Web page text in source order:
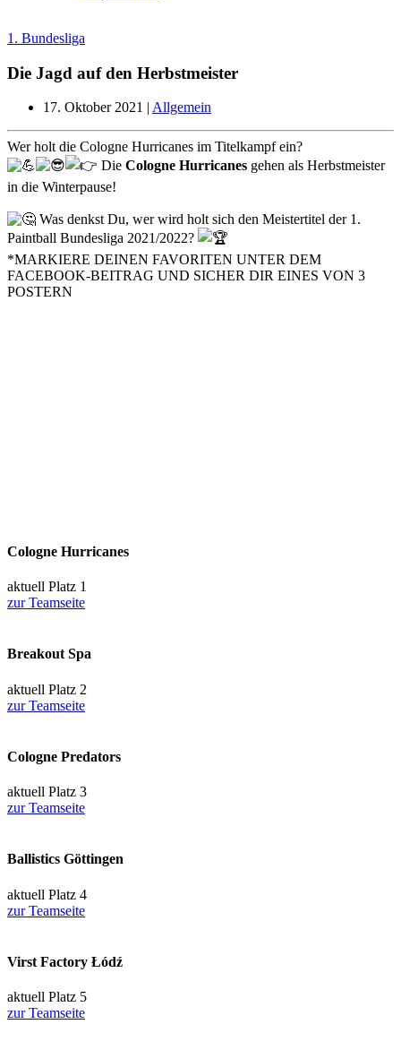
1. Bundesliga
Die Jagd auf den Herbstmeister
17. Oktober 2021 | Allgemein
Wer holt die Cologne Hurricanes im Titelkampf ein?
Die Cologne Hurricanes gehen als Herbstmeister
in die Winterpause!
Was denkst Du, wer wird holt sich den Meistertitel der 1.
Paintball Bundesliga 2021/2022?
*MARKIERE DEINEN FAVORITEN UNTER DEM
FACEBOOK-BEITRAG UND SICHER DIR EINES VON 3
POSTERN
Cologne Hurricanes
aktuell Platz 1
zur Teamseite
Breakout Spa
aktuell Platz 2
zur Teamseite
Cologne Predators
aktuell Platz 3
zur Teamseite
Ballistics Göttingen
aktuell Platz 4
zur Teamseite
Virst Factory Łódź
aktuell Platz 5
zur Teamseite